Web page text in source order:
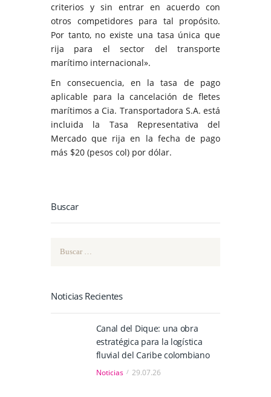
criterios y sin entrar en acuerdo con
otros competidores para tal propósito.
Por tanto, no existe una tasa única que
rija para el sector del transporte
marítimo internacional».
En consecuencia, en la tasa de pago
aplicable para la cancelación de fletes
marítimos a Cia. Transportadora S.A. está
incluida la Tasa Representativa del
Mercado que rija en la fecha de pago
más $20 (pesos col) por dólar.
Buscar
Noticias Recientes
Canal del Dique: una obra
estratégica para la logística
fluvial del Caribe colombiano
Noticias 29.07.26